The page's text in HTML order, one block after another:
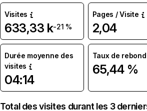
Visites
633,33 k-21 %
Pages / Visite
2,04
Durée moyenne des
visites
04:14
Taux de rebond
65,44 %
Total des visites durant les 3